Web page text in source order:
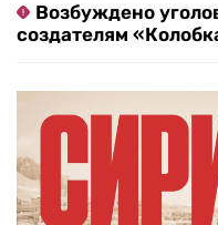
Возбуждено
создателям